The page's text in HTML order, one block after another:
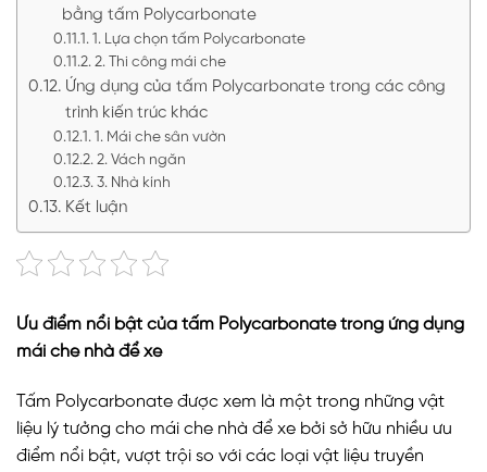
bằng tấm Polycarbonate
1. Lựa chọn tấm Polycarbonate
2. Thi công mái che
Ứng dụng của tấm Polycarbonate trong các công
trình kiến trúc khác
1. Mái che sân vườn
2. Vách ngăn
3. Nhà kính
Kết luận
Ưu điểm nổi bật của tấm Polycarbonate trong ứng dụng
mái che nhà để xe
Tấm Polycarbonate được xem là một trong những vật
liệu lý tưởng cho mái che nhà để xe bởi sở hữu nhiều ưu
điểm nổi bật, vượt trội so với các loại vật liệu truyền